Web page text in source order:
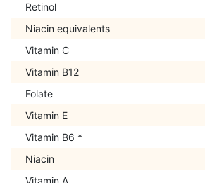
Retinol
Niacin equivalents
Vitamin C
Vitamin B12
Folate
Vitamin E
Vitamin B6 *
Niacin